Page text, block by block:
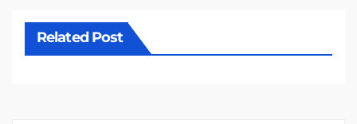
Related Post